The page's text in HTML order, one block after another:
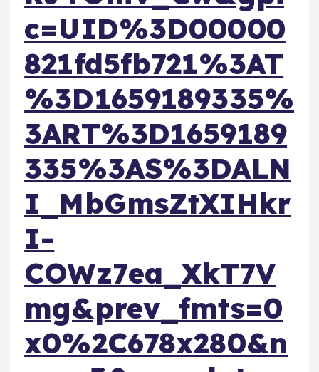
c=UID%3D00000
821fd5fb721%3AT
%3D1659189335%
3ART%3D1659189
335%3AS%3DALN
I_MbGmsZtXIHkr
I-
COWz7ea_XkT7V
mg&prev_fmts=0
x0%2C678x280&n